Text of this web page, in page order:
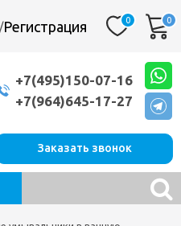
/Регистрация 0 0
+7(495)150-07-16
+7(964)645-17-27
Заказать звонок